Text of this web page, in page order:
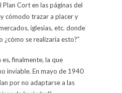
Cort en las páginas del
cómodo trazar a placer y
iglesias, etc. donde
¿cómo se realizaría esto?”
finalmente, la que
inviable. En mayo de 1940
por no adaptarse a las